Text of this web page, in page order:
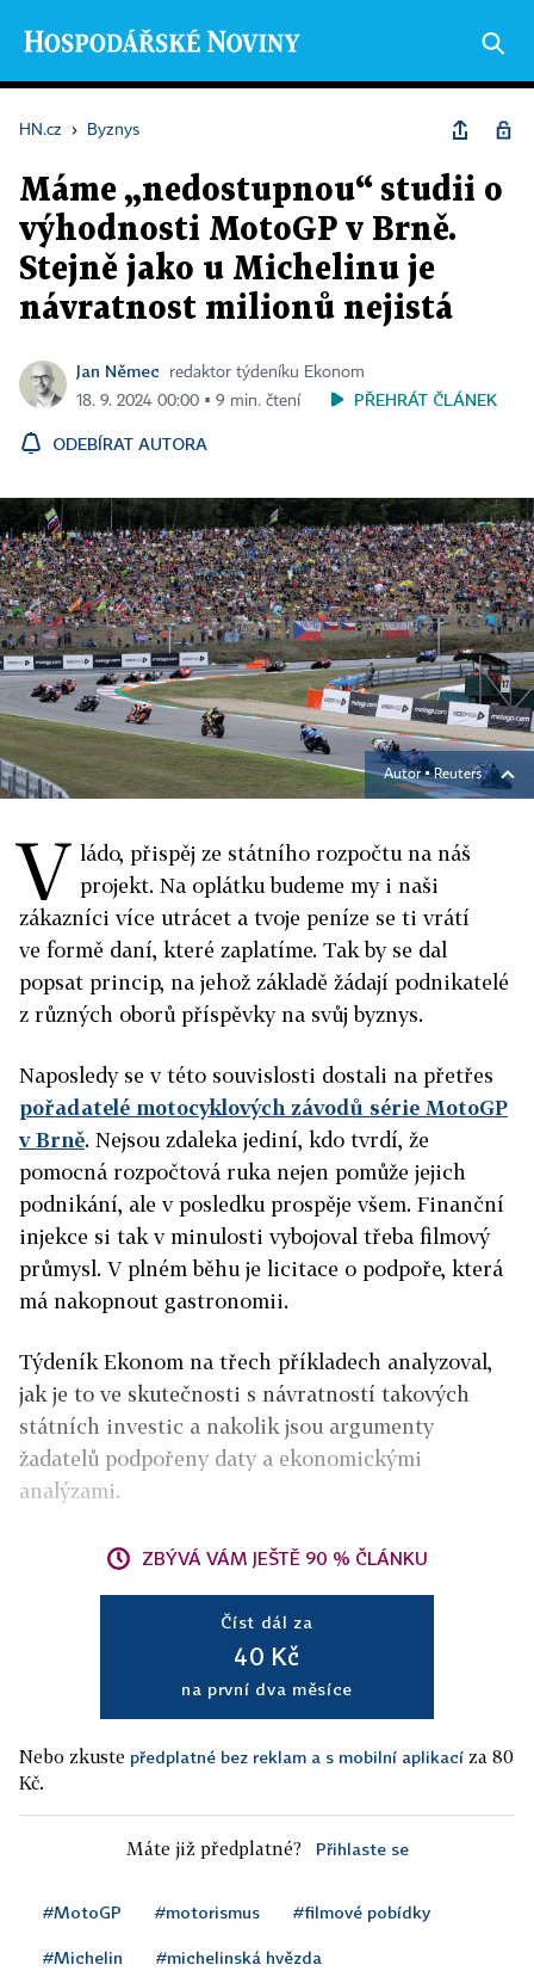
HN.cz › Byznys
Máme „nedostupnou“ studii o
výhodnosti MotoGP v Brně.
Stejně jako u Michelinu je
návratnost milionů nejistá
Jan Němec
redaktor týdeníku Ekonom
18. 9. 2024 00:00 ▪ 9 min. čtení
PŘEHRÁT ČLÁNEK
ODEBÍRAT AUTORA
Autor ▪Reuters
V ládo, přispěj ze státního rozpočtu na náš
projekt. Na oplátku budeme my i naši
zákazníci více utrácet a tvoje peníze se ti vrátí
ve formě daní, které zaplatíme. Tak by se dal
popsat princip, na jehož základě žádají podnikatelé
z různých oborů příspěvky na svůj byznys.
Naposledy se v této souvislosti dostali na přetřes
pořadatelé motocyklových závodů série MotoGP
v Brně. Nejsou zdaleka jediní, kdo tvrdí, že
pomocná rozpočtová ruka nejen pomůže jejich
podnikání, ale v posledku prospěje všem. Finanční
injekce si tak v minulosti vybojoval třeba filmový
průmysl. V plném běhu je licitace o podpoře, která
má nakopnout gastronomii.
Týdeník Ekonom na třech příkladech analyzoval,
jak je to ve skutečnosti s návratností takových
státních investic a nakolik jsou argumenty
žadatelů podpořeny daty a ekonomickými
analýzami.
ZBÝVÁ VÁM JEŠTĚ 90 % ČLÁNKU
Číst dál za
40 Kč
na první dva měsíce
Nebo zkuste předplatné bez reklam a s mobilní aplikací za 80
Kč.
Máte již předplatné? Přihlaste se
#MotoGP #motorismus #filmové pobídky
#Michelin #michelinská hvězda